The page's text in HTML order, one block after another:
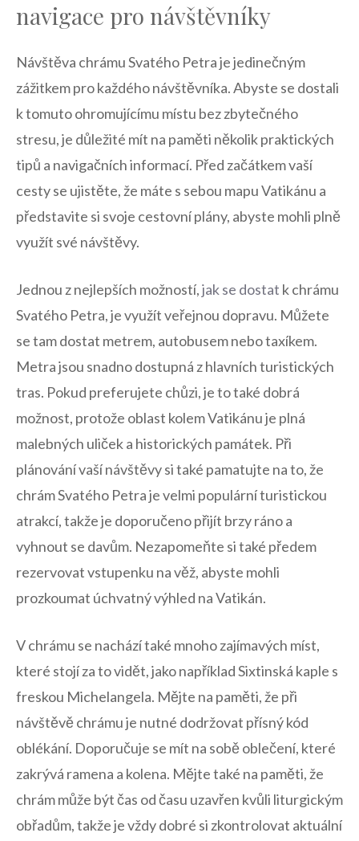
navigace‍ pro návštěvníky
Návštěva chrámu Svatého Petra​ je⁤ jedinečným
zážitkem pro každého návštěvníka. ​Abyste⁢ se dostali
k tomuto‍ ohromujícímu místu bez zbytečného
stresu, je‍ důležité mít na paměti ⁤několik praktických
tipů a navigačních informací.‍ Před​ začátkem vaší
⁤cesty ‌se ​ujistěte, že máte⁢ s ‍sebou ‌mapu Vatikánu a
představite si svoje cestovní plány, abyste mohli ⁣plně
⁢využít své návštěvy.
Jednou z nejlepších možností,jak se dostat k ‌chrámu
Svatého Petra,‍ je využít ⁣veřejnou dopravu. Můžete
se tam dostat metrem, autobusem nebo ‍taxíkem.
‍Metra jsou snadno dostupná ⁤z hlavních turistických
tras. Pokud preferujete chůzi, je to také​ dobrá
možnost, protože oblast kolem ​Vatikánu je plná
‍malebných uliček a historických⁢ památek. ​Při
plánování vaší ​návštěvy ⁢si také pamatujte na to, že⁣
chrám Svatého Petra je ​velmi⁣ populární turistickou
atrakcí,‍ takže je doporučeno přijít brzy ráno a
⁢vyhnout se davům. Nezapomeňte ‍si ‍také předem⁢
rezervovat vstupenku‍ na‍ věž, ​abyste mohli‍
prozkoumat úchvatný výhled na Vatikán.
V chrámu se nachází také mnoho zajímavých míst,
které stojí za ‌to vidět,‌ jako⁤ například Sixtinská kaple ​s
freskou Michelangela. Mějte na paměti, že při
návštěvě chrámu je nutné dodržovat přísný kód
‌oblékání.​ Doporučuje se ‍mít na sobě ⁣oblečení, které
zakrývá ramena a kolena. Mějte⁤ také na paměti, že
chrám může být čas od času‍ uzavřen kvůli liturgickým‍
obřadům, takže je vždy ​dobré ‍si zkontrolovat aktuální